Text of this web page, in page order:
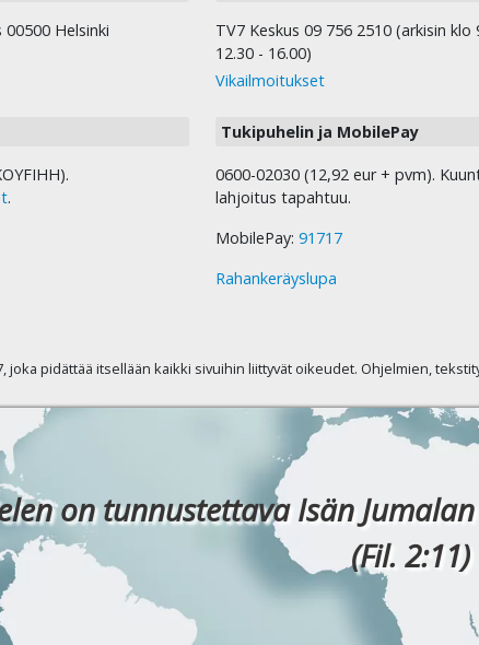
Helsinki
TV7 Keskus 09 756 2510 (arkisin klo
12.30 - 16.00)
Vikailmoitukset
.
Tukipuhelin ja MobilePay
0600-02030 (12,92 eur + pvm).
lahjoitus tapahtuu.
MobilePay: 91717
Rahankeräyslupa
joka pidättää itsellään kaikki sivuihin liittyvät oikeudet. Ohjelmien,
on tunnustettava Isän
(Fil. 2:11)